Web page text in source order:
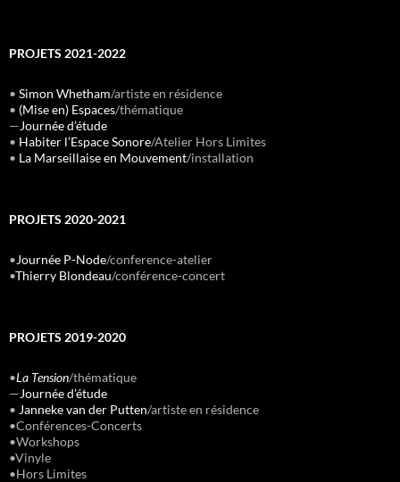
PROJETS 2021-2022
• Simon Whetham/artiste en résidence
• (Mise en) Espaces/thématique
—Journée d’étude
• Habiter l’Espace Sonore/Atelier Hors Limites
• La Marseillaise en Mouvement/installation
PROJETS 2020-2021
•Journée P-Node/conference-atelier
•Thierry Blondeau/conférence-concert
PROJETS 2019-2020
•La Tension/thématique
—Journée d’étude
• Janneke van der Putten/artiste en résidence
•Conférences-Concerts
•Workshops
•Vinyle
•Hors Limites